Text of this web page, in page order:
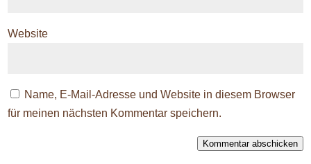
Website
Name, E-Mail-Adresse und Website in diesem Browser
für meinen nächsten Kommentar speichern.
Kommentar abschicken